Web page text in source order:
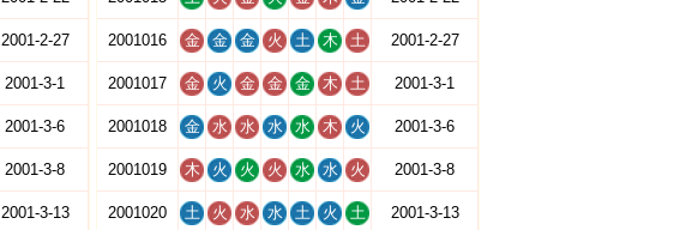
2001-2-27
2001-3-1
2001-3-6
2001-3-8
2001-3-13
2001016 金 金 金 火 土 木 土 2001-2-27
2001017 金 火 金 金 金 木 土 2001-3-1
2001018 金 水 水 水 水 木 火 2001-3-6
2001019 木 火 火 火 水 水 火 2001-3-8
2001020 土 火 水 水 土 火 土 2001-3-13